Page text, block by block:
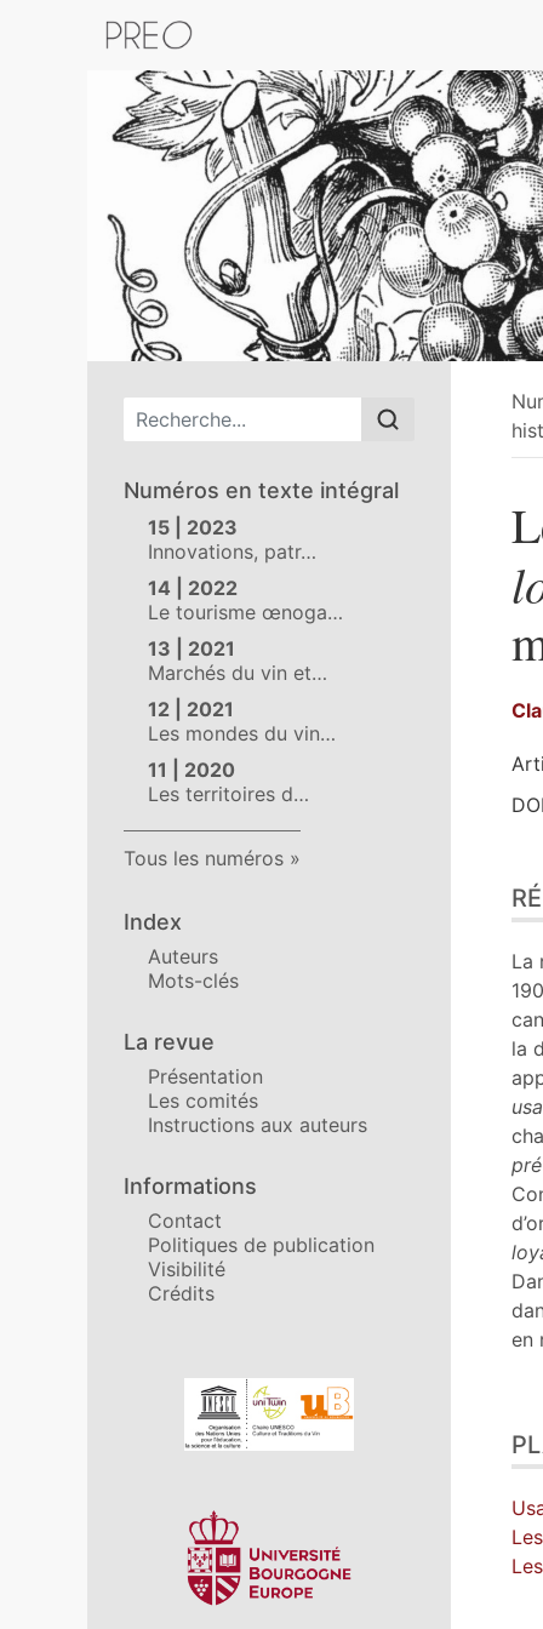
Menu principal
Numéros en texte intégral
15 | 2023
Innovations, patr…
14 | 2022
Le tourisme œnoga…
13 | 2021
Marchés du vin et…
12 | 2021
Les mondes du vin…
11 | 2020
Les territoires d…
Tous les numéros
Index
Auteurs
Mots-clés
La revue
Présentation
Les comités
Instructions aux auteurs
Informations
Contact
Politiques de publication
Visibilité
Crédits
Affiliations/partenaires
La
la
en